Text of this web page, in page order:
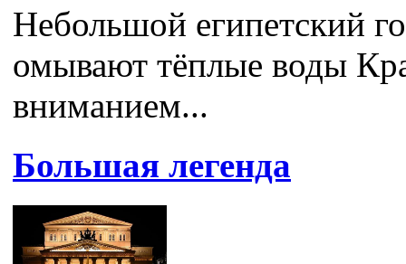
Небольшой египетский
омывают тёплые воды
вниманием...
Большая легенда